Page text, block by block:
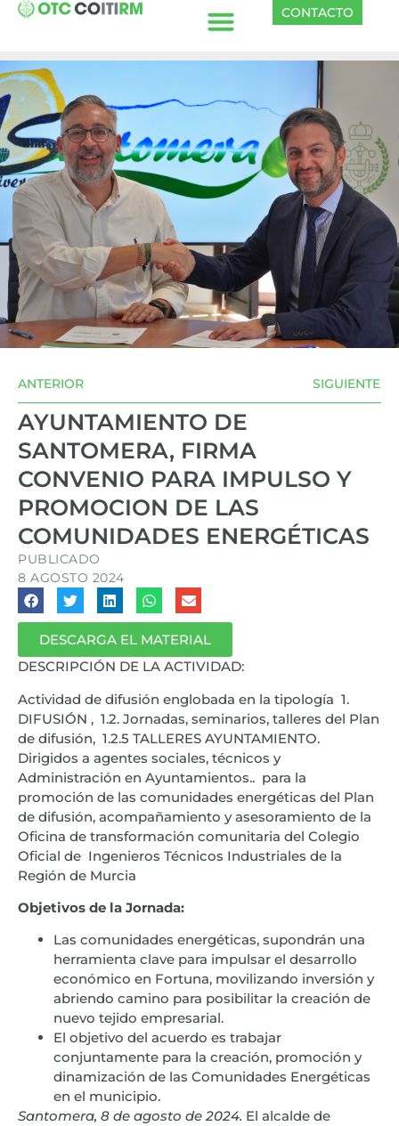
CONTACTO
ANTERIOR SIGUIENTE
AYUNTAMIENTO DE
SANTOMERA, FIRMA
CONVENIO PARA IMPULSO Y
PROMOCION DE LAS
COMUNIDADES ENERGÉTICAS
PUBLICADO
8 AGOSTO 2024
DESCARGA EL MATERIAL
DESCRIPCIÓN DE LA ACTIVIDAD:
Actividad de difusión englobada en la tipología 1.
DIFUSIÓN , 1.2. Jornadas, seminarios, talleres del Plan
de difusión, 1.2.5 TALLERES AYUNTAMIENTO.
Dirigidos a agentes sociales, técnicos y
Administración en Ayuntamientos.. para la
promoción de las comunidades energéticas del Plan
de difusión, acompañamiento y asesoramiento de la
Oficina de transformación comunitaria del Colegio
Oficial de Ingenieros Técnicos Industriales de la
Región de Murcia
Objetivos de la Jornada:
Las comunidades energéticas, supondrán una
herramienta clave para impulsar el desarrollo
económico en Fortuna, movilizando inversión y
abriendo camino para posibilitar la creación de
nuevo tejido empresarial.
El objetivo del acuerdo es trabajar
conjuntamente para la creación, promoción y
dinamización de las Comunidades Energéticas
en el municipio.
Santomera, 8 de agosto de 2024. El alcalde de